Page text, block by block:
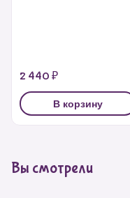
2 440 ₽
В корзину
Вы смотрели